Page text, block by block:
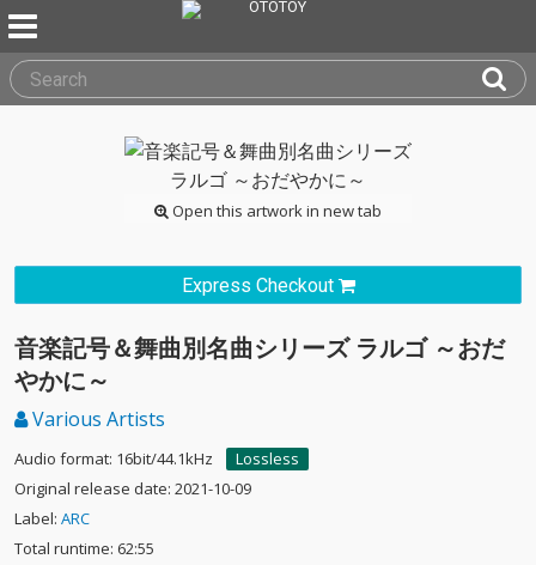
Open this artwork in new tab
Express Checkout
音楽記号＆舞曲別名曲シリーズ ラルゴ ～おだ
やかに～
Various Artists
Audio format: 16bit/44.1kHz
Lossless
Original release date: 2021-10-09
Label: ARC
Total runtime: 62:55